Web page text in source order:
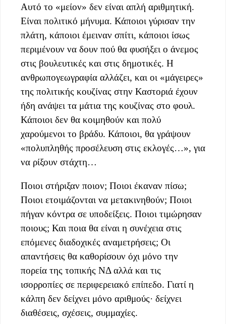
Αυτό το «μείον» δεν είναι απλή αριθμητική.
Είναι πολιτικό μήνυμα. Κάποιοι γύρισαν την
πλάτη, κάποιοι έμειναν σπίτι, κάποιοι ίσως
περιμένουν να δουν πού θα φυσήξει ο άνεμος
στις βουλευτικές και στις δημοτικές. Η
ανθρωπογεωγραφία αλλάζει, και οι «μάγειρες»
της πολιτικής κουζίνας στην Καστοριά έχουν
ήδη ανάψει τα μάτια της κουζίνας στο φουλ.
Κάποιοι δεν θα κοιμηθούν και πολύ
χαρούμενοι το βράδυ. Κάποιοι, θα γράψουν
«πολυπληθής προσέλευση στις εκλογές…», για
να ρίξουν στάχτη…
Ποιοι στήριξαν ποιον; Ποιοι έκαναν πίσω;
Ποιοι ετοιμάζονται να μετακινηθούν; Ποιοι
πήγαν κόντρα σε υποδείξεις. Ποιοι τιμώρησαν
ποιους; Και ποια θα είναι η συνέχεια στις
επόμενες διαδοχικές αναμετρήσεις; Οι
απαντήσεις θα καθορίσουν όχι μόνο την
πορεία της τοπικής ΝΔ αλλά και τις
ισορροπίες σε περιφερειακό επίπεδο. Γιατί η
κάλπη δεν δείχνει μόνο αριθμούς· δείχνει
διαθέσεις, σχέσεις, συμμαχίες.